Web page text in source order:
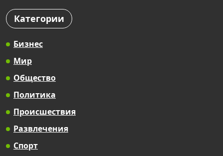
Категории
Бизнес
Мир
Общество
Политика
Происшествия
Развлечения
Спорт